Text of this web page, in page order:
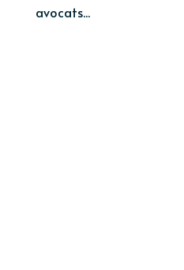
avocats...